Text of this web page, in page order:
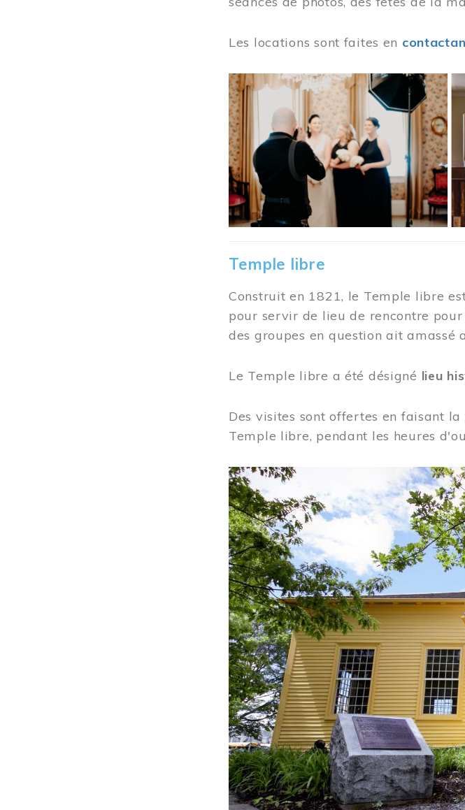
Les locations sont faites en
Image
Temple libre
Construit en 1821, le Temple libre
pour servir de lieu de rencontre
des groupes en question ait amassé
Le Temple libre a été désigné lieu
Des visites sont offertes en faisant
Temple libre, pendant les heures
Image